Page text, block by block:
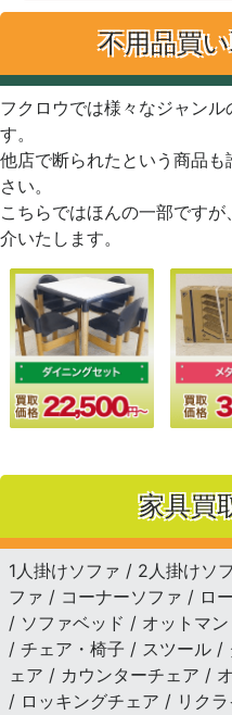
不用品買
フクロウでは様々なジャン
す。
他店で断られたという商品
さい。
こちらではほんの一部です
介いたします。
家具買
1人掛けソファ / 2人掛けソ
ファ / コーナーソファ / ロ
/ ソファベッド / オットマ
/ チェア・椅子 / スツール /
ェア / カウンターチェア /
/ ロッキングチェア / リク